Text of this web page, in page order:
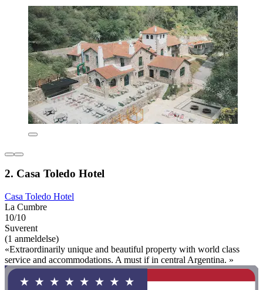
2. Casa Toledo Hotel
Casa Toledo Hotel
La Cumbre
10/10
Suverent
(1 anmeldelse)
«Extraordinarily unique and beautiful property with world class
service and accommodations. A must if in central Argentina. »